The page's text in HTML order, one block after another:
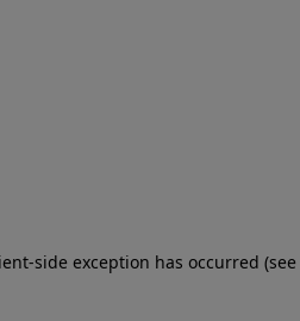
side exception has occurred